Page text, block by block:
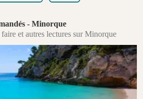
- Minorque
et autres lectures sur Minorque